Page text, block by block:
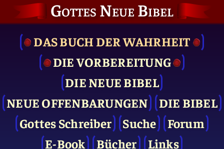
Gottes Neue Bibel
DAS BUCH DER WAHRHEIT
DIE VOR­BEREITUNG
DIE NEUE BIBEL
NEUE OFFENBARUNGEN
DIE BIBEL
Gottes Schreiber
Suche
Forum
E-Book
Bücher Links